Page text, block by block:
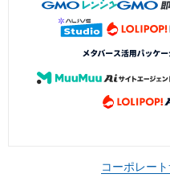
コーポレー